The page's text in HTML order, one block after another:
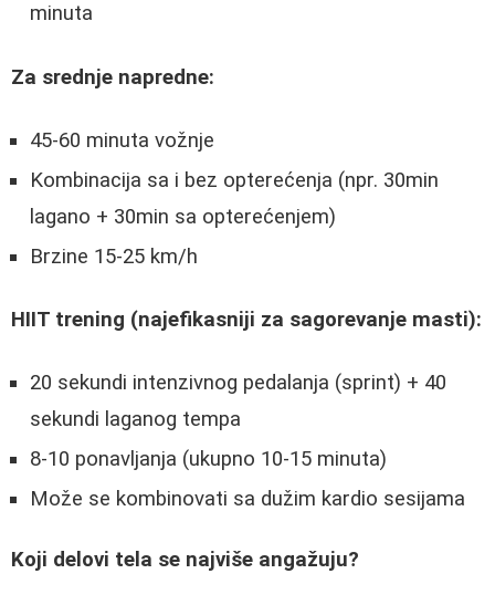
minuta
Za srednje napredne:
45-60 minuta vožnje
Kombinacija sa i bez opterećenja (npr. 30min
lagano + 30min sa opterećenjem)
Brzine 15-25 km/h
HIIT trening (najefikasniji za sagorevanje masti):
20 sekundi intenzivnog pedalanja (sprint) + 40
sekundi laganog tempa
8-10 ponavljanja (ukupno 10-15 minuta)
Može se kombinovati sa dužim kardio sesijama
Koji delovi tela se najviše angažuju?